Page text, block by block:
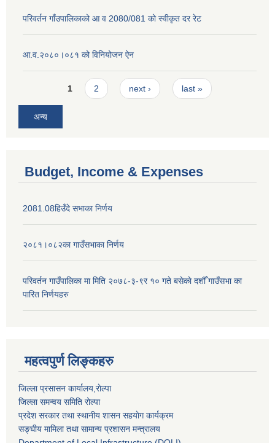
परिवर्तन गाँउपालिकाको आ व 2080/081 को स्वीकृत दर रेट
आ.व.२०८०।०८१ को विनियोजन ऐन
Pages1 2 next › last »
अन्य
Budget, Income & Expenses
2081.08हिउँदे सभाका निर्णय
२०८१।०८२का गाउँसभाका निर्णय
परिवर्तन गाउँपालिका मा मिति २०७८-३-९र १० गते बसेकाे दशौँ गाउँसभा का
पारित निर्णयहरु
महत्वपुर्ण लिङ्कहरु
जिल्ला प्रसासन कार्यालय,राेल्पा
जिल्ला समन्वय समिति रोल्पा
प्रदेश सरकार तथा स्थानीय शासन सहयाेग कार्यक्रम
सङ्‍घीय मामिला तथा सामान्य प्रशासन मन्त्रालय